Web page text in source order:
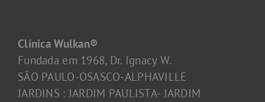
Clínica Wulkan®
Fundada em 1968, Dr. Ignacy W.
SÃO PAULO-OSASCO-ALPHAVILLE
JARDINS : JARDIM PAULISTA- JARDIM